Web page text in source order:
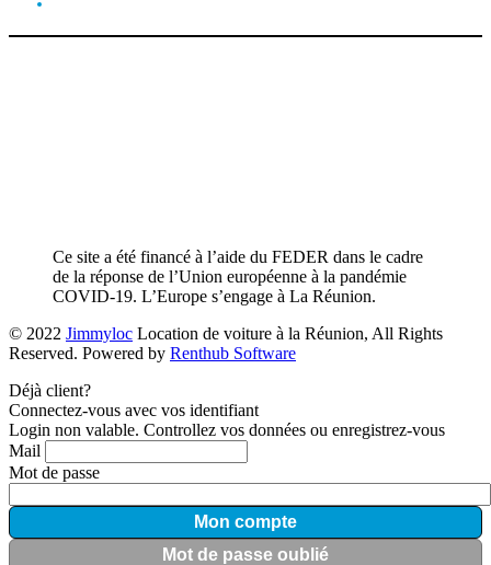
Ce site a été financé à l’aide du FEDER dans le cadre
de la réponse de l’Union européenne à la pandémie
COVID-19. L’Europe s’engage à La Réunion.
© 2022 Jimmyloc Location de voiture à la Réunion, All Rights
Reserved. Powered by Renthub Software
Déjà client?
Connectez-vous avec vos identifiant
Login non valable. Controllez vos données ou enregistrez-vous
Mail
Mot de passe
Mon compte
Mot de passe oublié